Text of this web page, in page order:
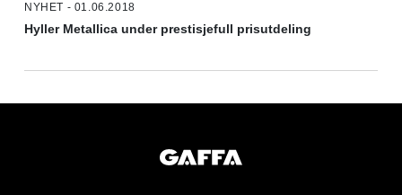
NYHET - 01.06.2018
Hyller Metallica under prestisjefull prisutdeling